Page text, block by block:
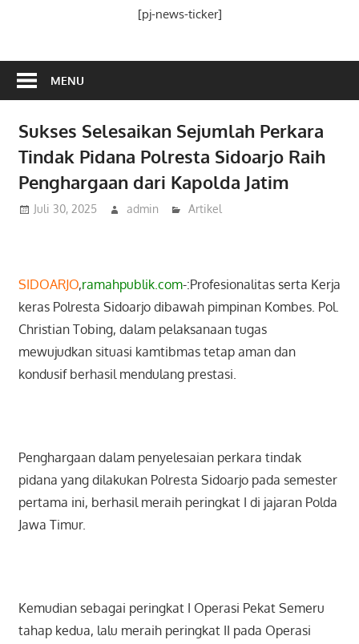
[pj-news-ticker]
MENU
Sukses Selesaikan Sejumlah Perkara
Tindak Pidana Polresta Sidoarjo Raih
Penghargaan dari Kapolda Jatim
Juli 30, 2025 admin Artikel
SIDOARJO,ramahpublik.com-:Profesionalitas serta Kerja
keras Polresta Sidoarjo dibawah pimpinan Kombes. Pol.
Christian Tobing, dalam pelaksanaan tugas
mewujudkan situasi kamtibmas tetap aman dan
kondusif berhasil mendulang prestasi.
Penghargaan dalam penyelesaian perkara tindak
pidana yang dilakukan Polresta Sidoarjo pada semester
pertama ini, berhasil meraih peringkat I di jajaran Polda
Jawa Timur.
Kemudian sebagai peringkat I Operasi Pekat Semeru
tahap kedua, lalu meraih peringkat II pada Operasi